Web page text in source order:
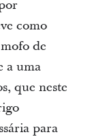
como
de
a uma
que neste
para